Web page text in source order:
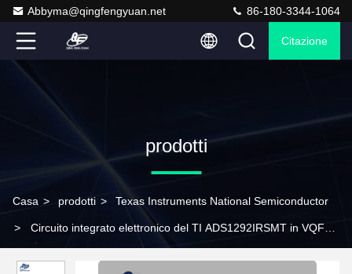
Abbyma@qingfengyuan.net 86-180-3344-1064
Citazione
prodotti
Casa > prodotti > Texas Instruments National Semiconductor
> Circuito integrato elettronico del TI ADS1292IRSMT in VQFN-